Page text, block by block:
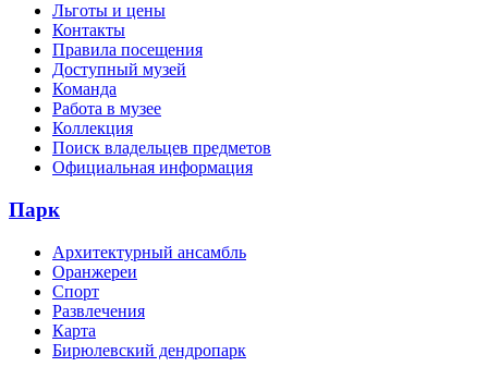
Льготы и цены
Контакты
Правила посещения
Доступный музей
Команда
Работа в музее
Коллекция
Поиск владельцев предметов
Официальная информация
Парк
Архитектурный ансамбль
Оранжереи
Спорт
Развлечения
Карта
Бирюлевский дендропарк